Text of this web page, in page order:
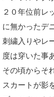
２０年位前レ
に無かったデ
刺繍入りやレ
度は穿いた事
その頃からそ
スカートが影